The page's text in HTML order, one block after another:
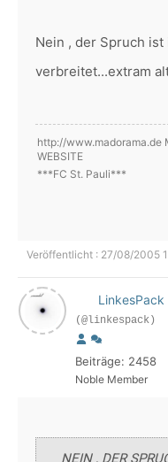
Nein , der Spruch
verbreitet...extram
http://www.madorama.de
WEBSITE
***FC St. Pauli***
Veröffentlicht : 27/08/2005
LinkesPack
(@linkespack)
Beiträge: 2458
Noble Member
NEIN , DER